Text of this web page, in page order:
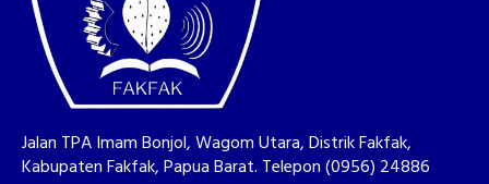
Jalan TPA Imam Bonjol, Wagom Utara, Distrik Fakfak,
Kabupaten Fakfak, Papua Barat. Telepon (0956) 24886